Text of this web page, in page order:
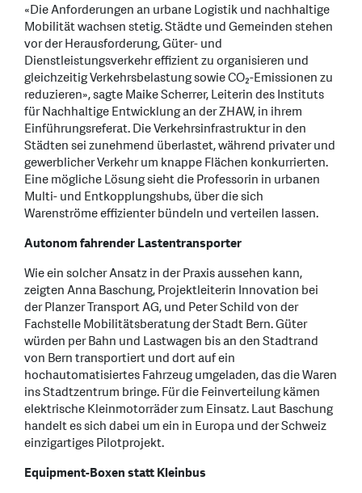
«Die Anforderungen an urbane Logistik und nachhaltige
Mobilität wachsen stetig. Städte und Gemeinden stehen
vor der Herausforderung, Güter- und
Dienstleistungsverkehr effizient zu organisieren und
gleichzeitig Verkehrsbelastung sowie CO₂-Emissionen zu
reduzieren», sagte Maike Scherrer, Leiterin des Instituts
für Nachhaltige Entwicklung an der ZHAW, in ihrem
Einführungsreferat. Die Verkehrsinfrastruktur in den
Städten sei zunehmend überlastet, während privater und
gewerblicher Verkehr um knappe Flächen konkurrierten.
Eine mögliche Lösung sieht die Professorin in urbanen
Multi- und Entkopplungshubs, über die sich
Warenströme effizienter bündeln und verteilen lassen.
Autonom fahrender Lastentransporter
Wie ein solcher Ansatz in der Praxis aussehen kann,
zeigten Anna Baschung, Projektleiterin Innovation bei
der Planzer Transport AG, und Peter Schild von der
Fachstelle Mobilitätsberatung der Stadt Bern. Güter
würden per Bahn und Lastwagen bis an den Stadtrand
von Bern transportiert und dort auf ein
hochautomatisiertes Fahrzeug umgeladen, das die Waren
ins Stadtzentrum bringe. Für die Feinverteilung kämen
elektrische Kleinmotorräder zum Einsatz. Laut Baschung
handelt es sich dabei um ein in Europa und der Schweiz
einzigartiges Pilotprojekt.
Equipment-Boxen statt Kleinbus